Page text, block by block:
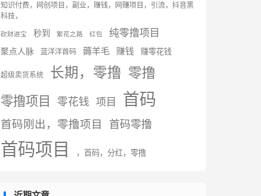
知识付费，网创项目，副业，赚钱，网赚项目，引流，抖音黑
科技，
砍财进宝 秒到 繁花之路 红包 纯零撸项目
聚点人脉 蓝洋洋首码 薅羊毛 赚钱 赚零花钱
超级卖货系统 长期，零撸 零撸
零撸项目 零花钱 项目 首码
首码刚出，零撸项目 首码零撸
首码项目 ，首码，分红，零撸